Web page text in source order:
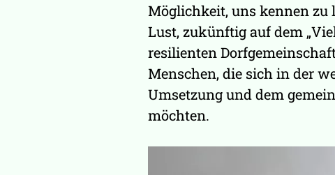
Möglichkeit, uns kennen
Lust, zukünftig auf dem
resilienten
Menschen, die sich in der
Umsetzung und dem
möchten.